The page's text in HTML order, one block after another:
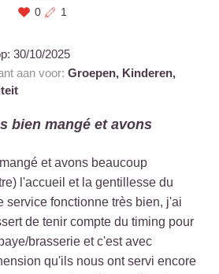
0 1
30/10/2025
aan voor: Groepen, Kinderen,
bien mangé et avons
et avons beaucoup
l'accueil et la gentillesse du
service fonctionne très bien, j'ai
de tenir compte du timing pour
brasserie et c'est avec
qu'ils nous ont servi encore